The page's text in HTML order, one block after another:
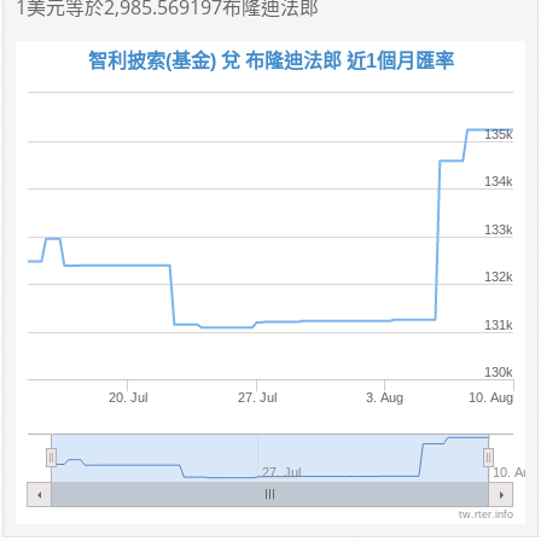
1美元等於2,985.569197布隆迪法郎
智利披索(基金) 兌 布隆迪法郎 近1個月匯率
20. Jul 27. Jul 3. Aug 10. Aug
27. Jul 10. Aug
130k
131k
132k
133k
134k
135k
tw.rter.info